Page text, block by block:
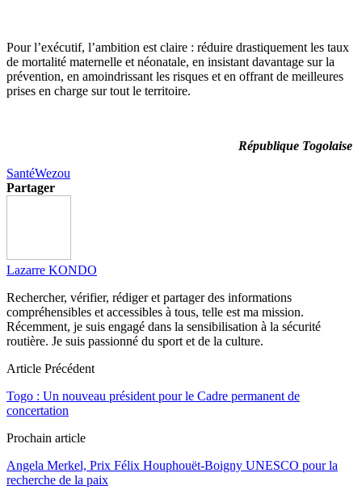
Pour l’exécutif, l’ambition est claire : réduire drastiquement les taux
de mortalité maternelle et néonatale, en insistant davantage sur la
prévention, en amoindrissant les risques et en offrant de meilleures
prises en charge sur tout le territoire.
République Togolaise
SantéWezou
Partager
Lazarre KONDO
Rechercher, vérifier, rédiger et partager des informations
compréhensibles et accessibles à tous, telle est ma mission.
Récemment, je suis engagé dans la sensibilisation à la sécurité
routière. Je suis passionné du sport et de la culture.
Article Précédent
Togo : Un nouveau président pour le Cadre permanent de
concertation
Prochain article
Angela Merkel, Prix Félix Houphouët-Boigny UNESCO pour la
recherche de la paix